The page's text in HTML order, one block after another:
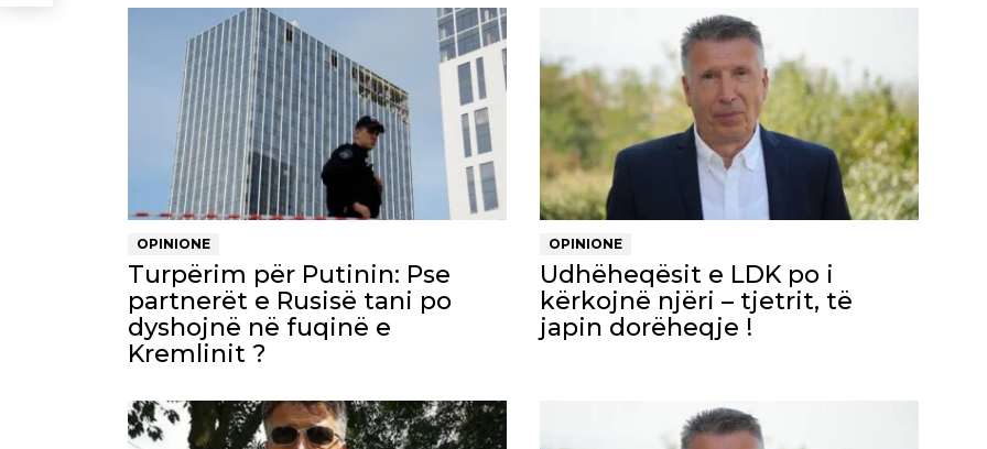
OPINIONE
Turpërim për Putinin: Pse
partnerët e Rusisë tani po
dyshojnë në fuqinë e
Kremlinit ?
OPINIONE
Udhëheqësit e LDK po i
kërkojnë njëri – tjetrit, të
japin dorëheqje !